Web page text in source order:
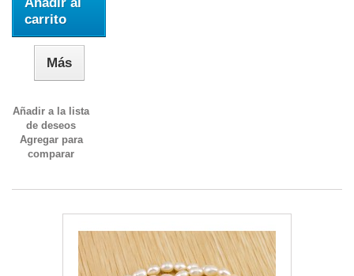
carrito
Más
Añadir a la lista
de deseos
Agregar para
comparar